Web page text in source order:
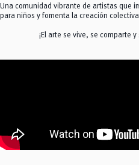
Una comunidad vibrante de artistas que
para niños y fomenta la creación
¡El arte se vive, se comparte